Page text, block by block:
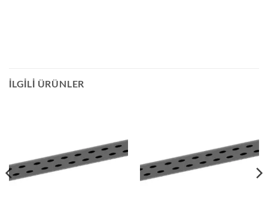
İLGILI ÜRÜNLER